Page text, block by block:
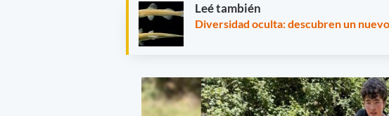
Leé también
Diversidad oculta: descubren un